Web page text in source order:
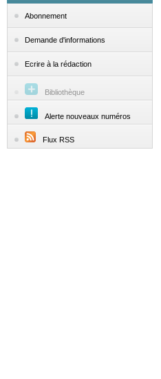
Abonnement
Demande d'informations
Ecrire à la rédaction
Bibliothèque
Alerte nouveaux numéros
Flux RSS